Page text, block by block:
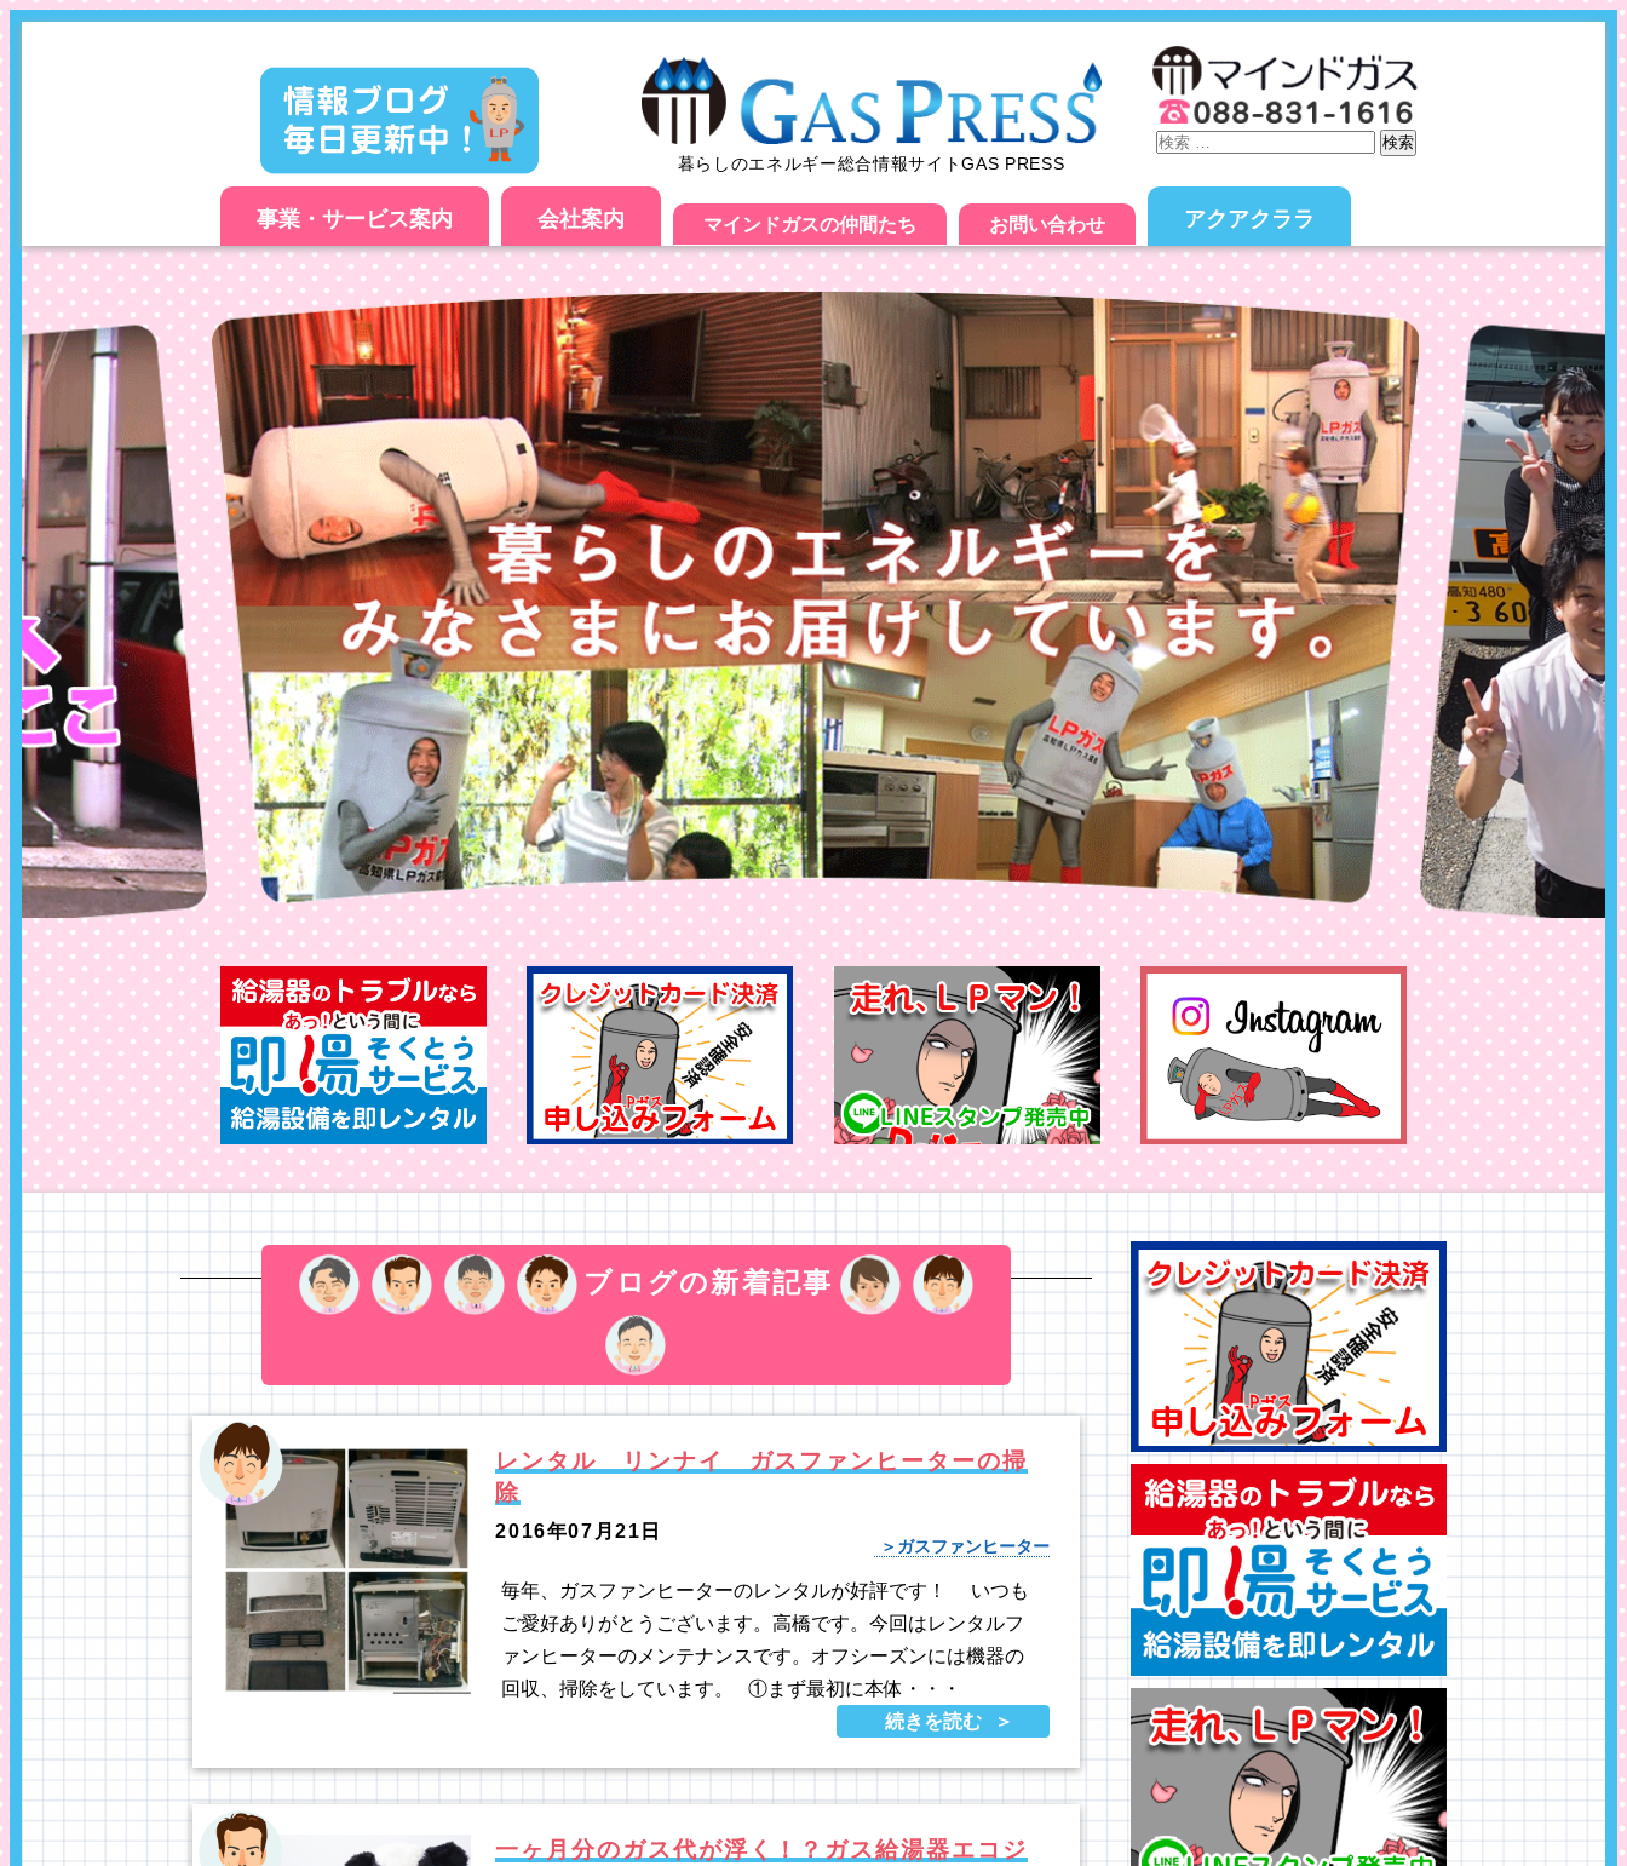
暮らしのエネルギー総合情報サイトGAS PRESS
検索
事業・サービス案内 会社案内 マインドガスの仲間たち お問い合わせ アクアクララ
ブログの新着記事
レンタル リンナイ ガスファンヒーターの掃
除
2016年07月21日
ガスファンヒーター
毎年、ガスファンヒーターのレンタルが好評です！ いつも
ご愛好ありがとうございます。高橋です。今回はレンタルフ
ァンヒーターのメンテナンスです。オフシーズンには機器の
回収、掃除をしています。 ①まず最初に本体・・・
続きを読む
一ヶ月分のガス代が浮く！？ガス給湯器エコジ